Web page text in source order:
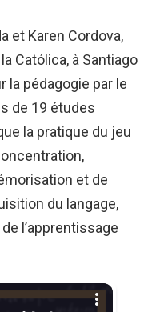
et Karen Cordova,
Católica, à Santiago
la pédagogie par le
de 19 études
la pratique du jeu
et de
du langage,
l’apprentissage